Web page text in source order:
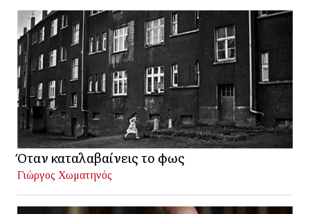
Όταν καταλαβαίνεις το φως
Γιώργος Χωματηνός